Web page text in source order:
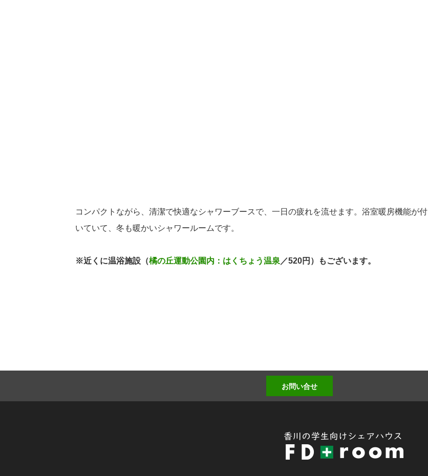
コンパクトながら、清潔で快適なシャワーブースで、一日の疲れを流せます。浴室暖房機能が付
いていて、冬も暖かいシャワールームです。
※近くに温浴施設（橘の丘運動公園内：はくちょう温泉 ／520円）もございます。
お問い合せ